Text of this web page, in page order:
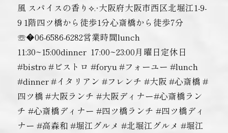
風 スパイスの香り⟡.·大阪府大阪市西区北堀江1-9-
9 1階四ツ橋から徒歩1分心斎橋から徒歩7分
☏�06-6586-6282営業時間lunch ︎
11:30~15:00dinner ︎ 17:00~23:00月曜日定休日
#bistro #ビストロ #foryu #フォーユー #lunch
#dinner #イタリアン #フレンチ #大阪 #心斎橋 #
四ツ橋 #大阪ランチ #大阪ディナー#心斎橋ラン
チ #心斎橋ディナー #四ツ橋ランチ #四ツ橋ディ
ナー #高森和 #堀江グルメ #北堀江グルメ #堀江